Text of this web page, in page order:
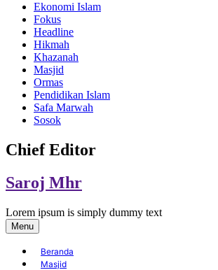
Ekonomi Islam
Fokus
Headline
Hikmah
Khazanah
Masjid
Ormas
Pendidikan Islam
Safa Marwah
Sosok
Chief Editor
Saroj Mhr
Lorem ipsum is simply dummy text
Menu
Beranda
Masjid